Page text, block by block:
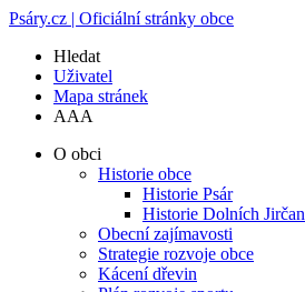
Psáry.cz | Oficiální stránky obce
Hledat
Uživatel
Mapa stránek
AAA
O obci
Historie obce
Historie Psár
Historie Dolních Jirčan
Obecní zajímavosti
Strategie rozvoje obce
Kácení dřevin